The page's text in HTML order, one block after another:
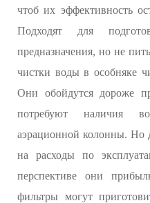
чтоб их эффективность
Подходят для
предназначения, но не
чистки воды в особняке
Они обойдутся дороже
потребуют наличия
аэрационной колонны. Но
на расходы по
перспективе они
фильтры могут